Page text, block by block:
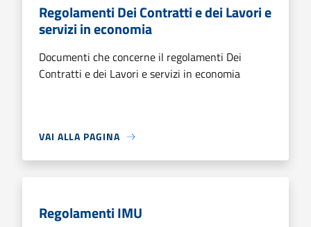
Regolamenti Dei Contratti e dei Lavori e
servizi in economia
Documenti che concerne il regolamenti Dei
Contratti e dei Lavori e servizi in economia
VAI ALLA PAGINA
Regolamenti IMU